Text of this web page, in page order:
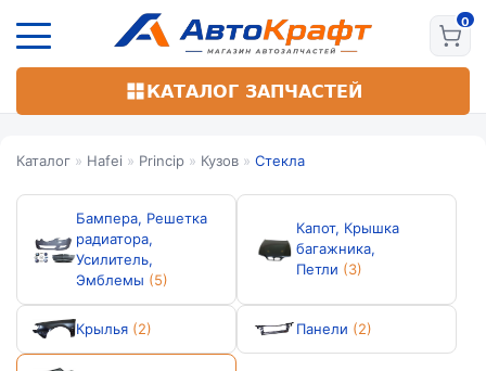
основному
КАТАЛОГ ЗАПЧАСТЕЙ
Каталог » Hafei » Princip » Кузов » Стекла
Бампера, Решетка
радиатора,
Усилитель,
Эмблемы (5)
Капот, Крышка
багажника,
Петли (3)
Крылья (2) Панели (2)